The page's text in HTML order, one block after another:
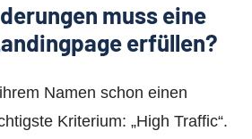
muss eine
erfüllen?
Namen schon einen
Kriterium: „High Traffic“.